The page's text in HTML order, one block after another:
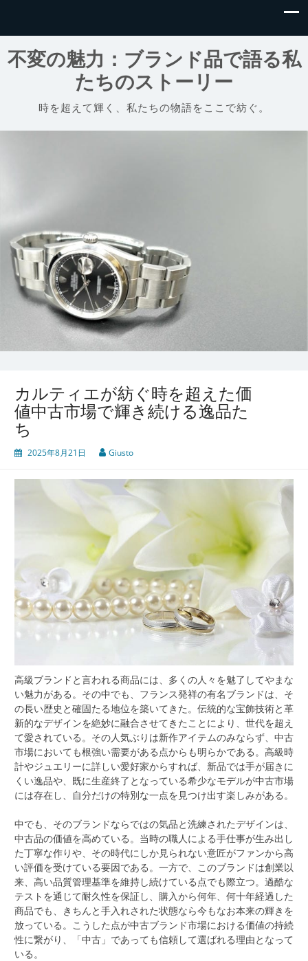
不変の魅力：ブランド品で語る私
たちのストーリー
時を超えて輝く、私たちの物語をここで紡ぐ。
カルティエが紡ぐ時を超えた価
値中古市場で輝き続ける逸品た
ち
2025年8月21日 Giusto
高級ブランドと言われる商品には、多くの人々を魅了してやまな
い魅力がある。 その中でも、フランス発祥の有名ブランドは、そ
の長い歴史と確固たる地位を築いてきた。伝統的な宝飾技術と革
新的なデザインを絶妙に融合させてきたことにより、世代を超え
て愛されている。その人気ぶりは新作アイテムのみならず、中古
市場においても根強い需要がある点からも明らかである。高級時
計やジュエリーに詳しい愛好家からすれば、新品では手が届きに
くい逸品や、既に生産終了となっている希少なモデルが中古市場
には存在し、自分だけの特別な一点を見つけ出す楽しみがある。
中でも、そのブランドならではの気品と洗練されたデザインは、
中古品の価値を高めている。当時の職人による手仕事が生み出し
た丁寧な作りや、その時代にしか見られない意匠がファンから高
い評価を受けている要因である。一方で、このブランドは創業以
来、高い品質管理基準を維持し続けている点でも際立つ。過酷な
テストを通じて耐久性を保証し、購入から何年、何十年経過した
商品でも、きちんと手入れされた状態なら今もなお本来の輝きを
放っている。こうした点が中古ブランド市場における価値の持続
性に繋がり、「中古」であっても信頼して選ばれる理由となって
いる。